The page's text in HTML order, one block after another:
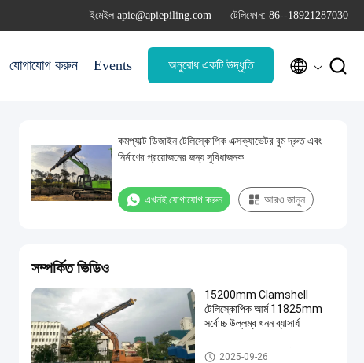
ইমেইল apie@apiepiling.com টেলিফোন: 86--18921287030
যোগাযোগ করুন Events অনুরোধ একটি উদ্ধৃতি  
কমপ্যাক্ট ডিজাইন টেলিস্কোপিক এক্সক্যাভেটর বুম দ্রুত এবং
নির্মাণের প্রয়োজনের জন্য সুবিধাজনক
এখনই যোগাযোগ করুন আরও জানুন
সম্পর্কিত ভিডিও
15200mm Clamshell
টেলিস্কোপিক আর্ম 11825mm
সর্বোচ্চ উল্লম্ব খনন ব্যাসার্ধ
ক্ল্যামশেল টেলিস্কোপিক আর্ম
2025-09-26